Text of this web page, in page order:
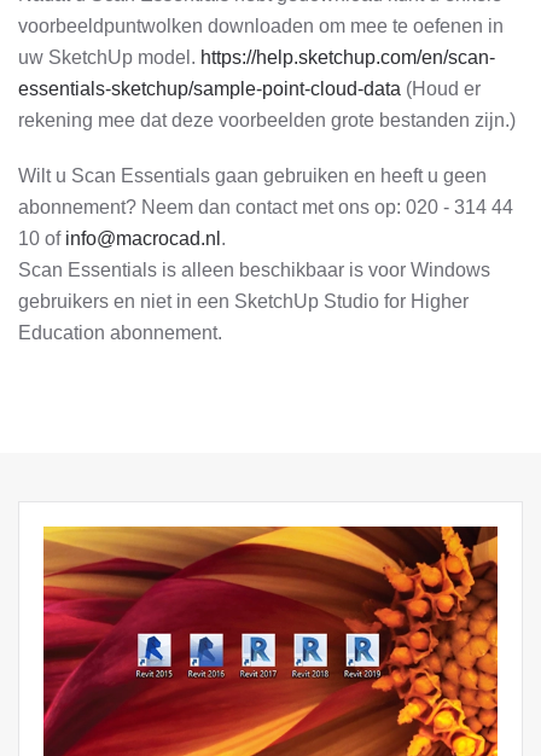
voorbeeldpuntwolken downloaden om mee te oefenen in
uw SketchUp model. https://help.sketchup.com/en/scan-
essentials-sketchup/sample-point-cloud-data (Houd er
rekening mee dat deze voorbeelden grote bestanden zijn.)
Wilt u Scan Essentials gaan gebruiken en heeft u geen
abonnement? Neem dan contact met ons op: 020 - 314 44
10 of info@macrocad.nl .
Scan Essentials is alleen beschikbaar is voor Windows
gebruikers en niet in een SketchUp Studio for Higher
Education abonnement.